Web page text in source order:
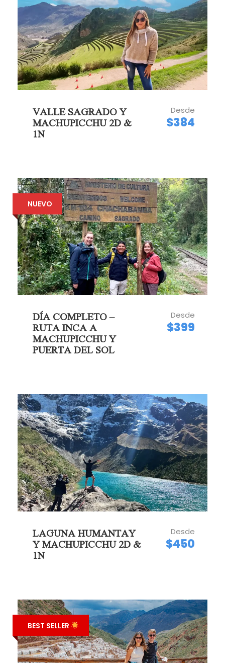
VALLE SAGRADO Y
MACHUPICCHU 2D &
1N
Desde
$384
NUEVO
DÍA COMPLETO –
RUTA INCA A
MACHUPICCHU Y
PUERTA DEL SOL
Desde
$399
LAGUNA HUMANTAY
Y MACHUPICCHU 2D &
1N
Desde
$450
BEST SELLER